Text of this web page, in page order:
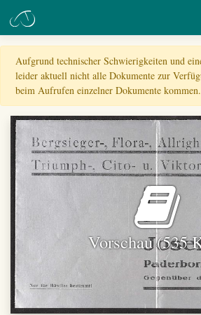
Aufgrund technischer Schwierigkeiten und
leider aktuell nicht alle Dokumente zur
beim Aufrufen einzelner Dokumente kommen.
Vorschau (535